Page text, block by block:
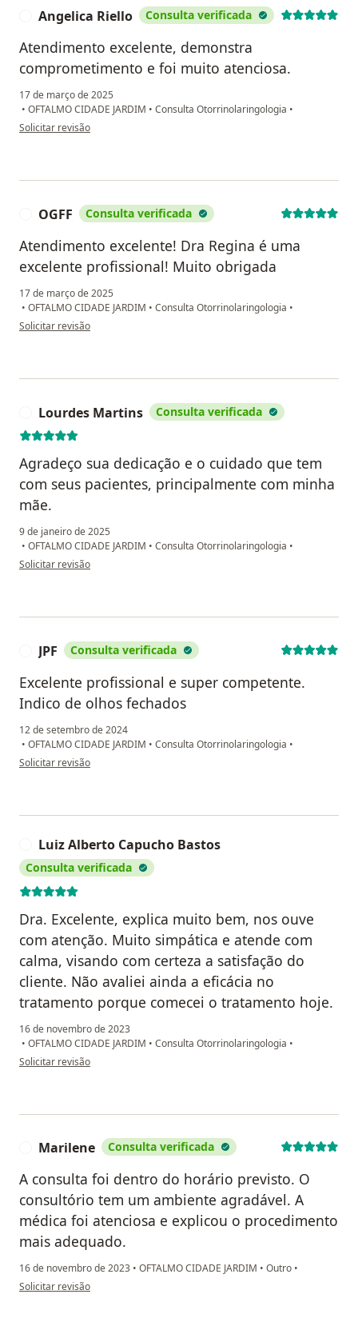
Angelica Riello Consulta verificada
Atendimento excelente, demonstra
comprometimento e foi muito atenciosa.
17 de março de 2025
• OFTALMO CIDADE JARDIM • Consulta Otorrinolaringologia •
na opinião do utilizador Angelica Riello
Solicitar revisão
OGFF Consulta verificada
Atendimento excelente! Dra Regina é uma
excelente profissional! Muito obrigada
17 de março de 2025
• OFTALMO CIDADE JARDIM • Consulta Otorrinolaringologia •
na opinião do utilizador OGFF
Solicitar revisão
Lourdes Martins Consulta verificada
Agradeço sua dedicação e o cuidado que tem
com seus pacientes, principalmente com minha
mãe.
9 de janeiro de 2025
• OFTALMO CIDADE JARDIM • Consulta Otorrinolaringologia •
na opinião do utilizador Lourdes Martins
Solicitar revisão
JPF Consulta verificada
Excelente profissional e super competente.
Indico de olhos fechados
12 de setembro de 2024
• OFTALMO CIDADE JARDIM • Consulta Otorrinolaringologia •
na opinião do utilizador JPF
Solicitar revisão
Luiz Alberto Capucho Bastos
Consulta verificada
Dra. Excelente, explica muito bem, nos ouve
com atenção. Muito simpática e atende com
calma, visando com certeza a satisfação do
cliente. Não avaliei ainda a eficácia no
tratamento porque comecei o tratamento hoje.
16 de novembro de 2023
• OFTALMO CIDADE JARDIM • Consulta Otorrinolaringologia •
na opinião do utilizador Luiz Alberto Capucho Bastos
Solicitar revisão
Marilene Consulta verificada
A consulta foi dentro do horário previsto. O
consultório tem um ambiente agradável. A
médica foi atenciosa e explicou o procedimento
mais adequado.
16 de novembro de 2023 • OFTALMO CIDADE JARDIM • Outro •
na opinião do utilizador Marilene
Solicitar revisão